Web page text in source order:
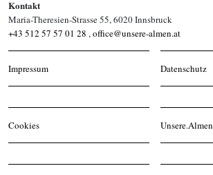
Kontakt
Maria-Theresien-Strasse 55, 6020 Innsbruck
+43 512 57 57 01 28 ,office@unsere-almen.at
Impressum Datenschutz
Cookies Unsere.Almen